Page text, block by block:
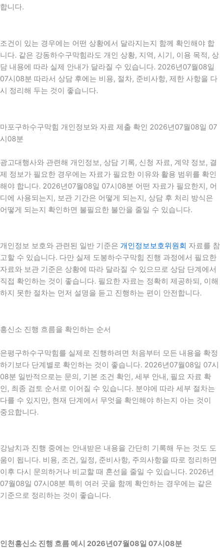
합니다.
조건이 있는 경우에는 어떤 상황에서 달라지는지 함께 확인해야 합
니다. 같은 강동하수구막힘라도 개인 상황, 지역, 시기, 이용 목적, 상
담 내용에 따라 실제 안내가 달라질 수 있습니다. 2026년07월08일
07시08분 따라서 상담 후에는 비용, 절차, 준비사항, 제한 사항을 다
시 정리해 두는 것이 좋습니다.
마포구하수구막힘 개인정보와 자료 제출 확인 2026년07월08일 07
시08분
광고대행사와 관련해 개인정보, 상담 기록, 신청 자료, 계약 정보, 결
제 정보가 필요한 경우에는 자료가 필요한 이유와 활용 범위를 확인
해야 합니다. 2026년07월08일 07시08분 어떤 자료가 필요한지, 어
디에 사용되는지, 보관 기간은 어떻게 되는지, 상담 후 처리 방식은
어떻게 되는지 확인하면 불필요한 불안을 줄일 수 있습니다.
개인정보 보호와 관련된 일반 기준은 개인정보보호위원회 자료를 참
고할 수 있습니다. 다만 실제 도봉하수구막힘 진행 과정에서 필요한
자료와 보관 기준은 상황에 따라 달라질 수 있으므로 상담 단계에서
직접 확인하는 것이 좋습니다. 필요한 자료는 정확히 제공하되, 이해
하지 못한 절차는 먼저 설명을 듣고 진행하는 편이 안전합니다.
흥신소 진행 흐름을 확인하는 순서
은평구하수구막힘를 실제로 진행하려면 처음부터 모든 내용을 확정
하기보다 단계별로 확인하는 것이 좋습니다. 2026년07월08일 07시
08분 일반적으로는 문의, 기본 조건 확인, 세부 안내, 필요 자료 확
인, 최종 검토 순서로 이어질 수 있습니다. 분야에 따라 세부 절차는
다를 수 있지만, 현재 단계에서 무엇을 확인해야 하는지 아는 것이
중요합니다.
강남치과 진행 중에는 안내받은 내용을 간단히 기록해 두는 것도 도
움이 됩니다. 비용, 조건, 일정, 준비사항, 주의사항을 따로 정리하면
이후 다시 문의하거나 비교할 때 혼선을 줄일 수 있습니다. 2026년
07월08일 07시08분 특히 여러 곳을 함께 확인하는 경우에는 같은
기준으로 정리하는 것이 좋습니다.
인천흥신소 진행 흐름 예시 2026년07월08일 07시08분